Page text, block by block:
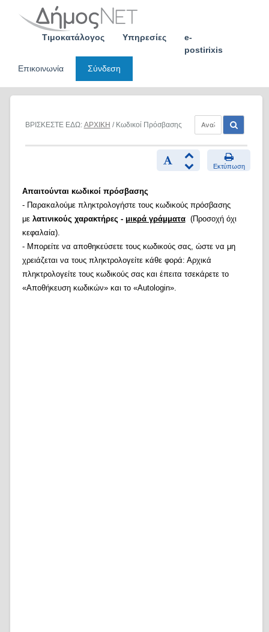
Τιμοκατάλογος Υπηρεσίες
e-
postirixis
Επικοινωνία
Σύνδεση
ΒΡΙΣΚΕΣΤΕ ΕΔΩ: ΑΡΧΙΚΗ / Κωδικοί Πρόσβασης
Εκτύπωση
Απαιτούνται κωδικοί πρόσβασης
- Παρακαλούμε πληκτρολογήστε τους κωδικούς πρόσβασης
με λατινικούς χαρακτήρες - μικρά γράμματα(Προσοχή όχι
κεφαλαία).
- Μπορείτε να αποθηκεύσετε τους κωδικούς σας, ώστε να μη
χρειάζεται να τους πληκτρολογείτε κάθε φορά: Αρχικά
πληκτρολογείτε τους κωδικούς σας και έπειτα τσεκάρετε το
«Αποθήκευση κωδικών» και το «Autologin».